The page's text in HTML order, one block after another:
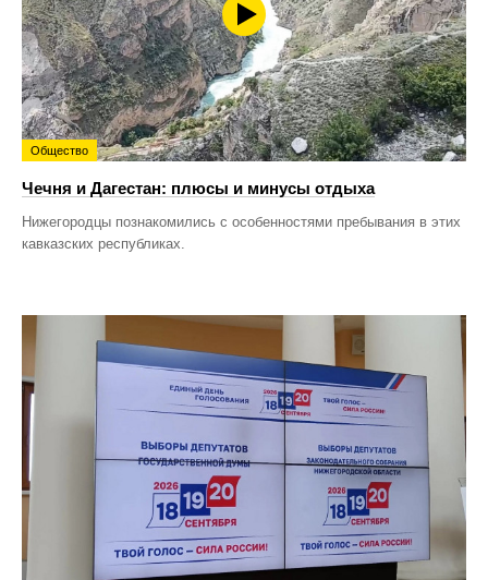
Общество
Чечня и Дагестан: плюсы и минусы отдыха
Нижегородцы познакомились с особенностями пребывания в этих
кавказских республиках.